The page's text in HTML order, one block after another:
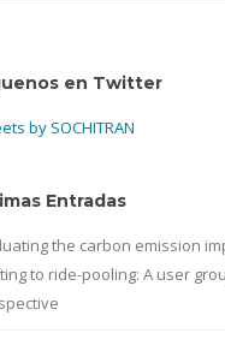
en Twitter
by SOCHITRAN
Entradas
the carbon emission
to ride-pooling: A user